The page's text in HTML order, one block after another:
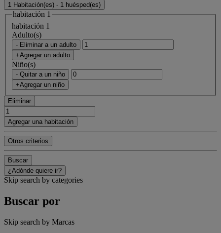
1 Habitación(es) - 1 huésped(es)
habitación 1
habitación 1
Adulto(s)
- Eliminar a un adulto
+Agregar un adulto
Niño(s)
- Quitar a un niño
+Agregar un niño
Eliminar
Agregar una habitación
Otros criterios
Buscar
¿Adónde quiere ir?
Skip search by categories
Buscar por
Skip search by Marcas